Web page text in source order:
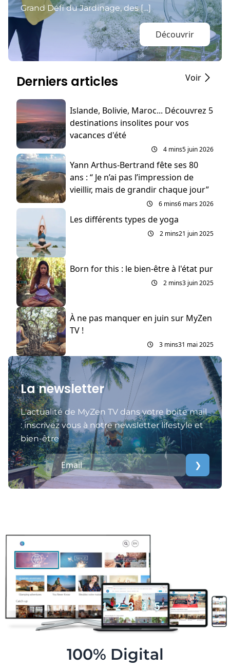
Grand Défi du Jardinage, des […]
Découvrir
Derniers articles Voir
Islande, Bolivie, Maroc... Découvrez 5
destinations insolites pour vos
vacances d'été
4 mins5 juin 2026
Yann Arthus-Bertrand fête ses 80
ans : “ Je n’ai pas l’impression de
vieillir, mais de grandir chaque jour”
6 mins6 mars 2026
Les différents types de yoga
2 mins21 juin 2025
Born for this : le bien-être à l'état pur
2 mins3 juin 2025
À ne pas manquer en juin sur MyZen
TV !
3 mins31 mai 2025
La newsletter
L'actualité de MyZen TV dans votre boite mail
: inscrivez vous à notre newsletter lifestyle et
bien-être
❯
100% Digital